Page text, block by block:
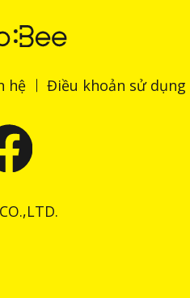
hệ Điều khoản sử dụng